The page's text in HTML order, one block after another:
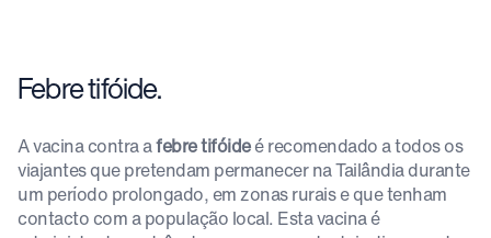
Febre tifóide.
A vacina contra afebre tifóideé recomendado a todos os
viajantes que pretendam permanecer na Tailândia durante
um período prolongado, em zonas rurais e que tenham
contacto com a população local. Esta vacina é